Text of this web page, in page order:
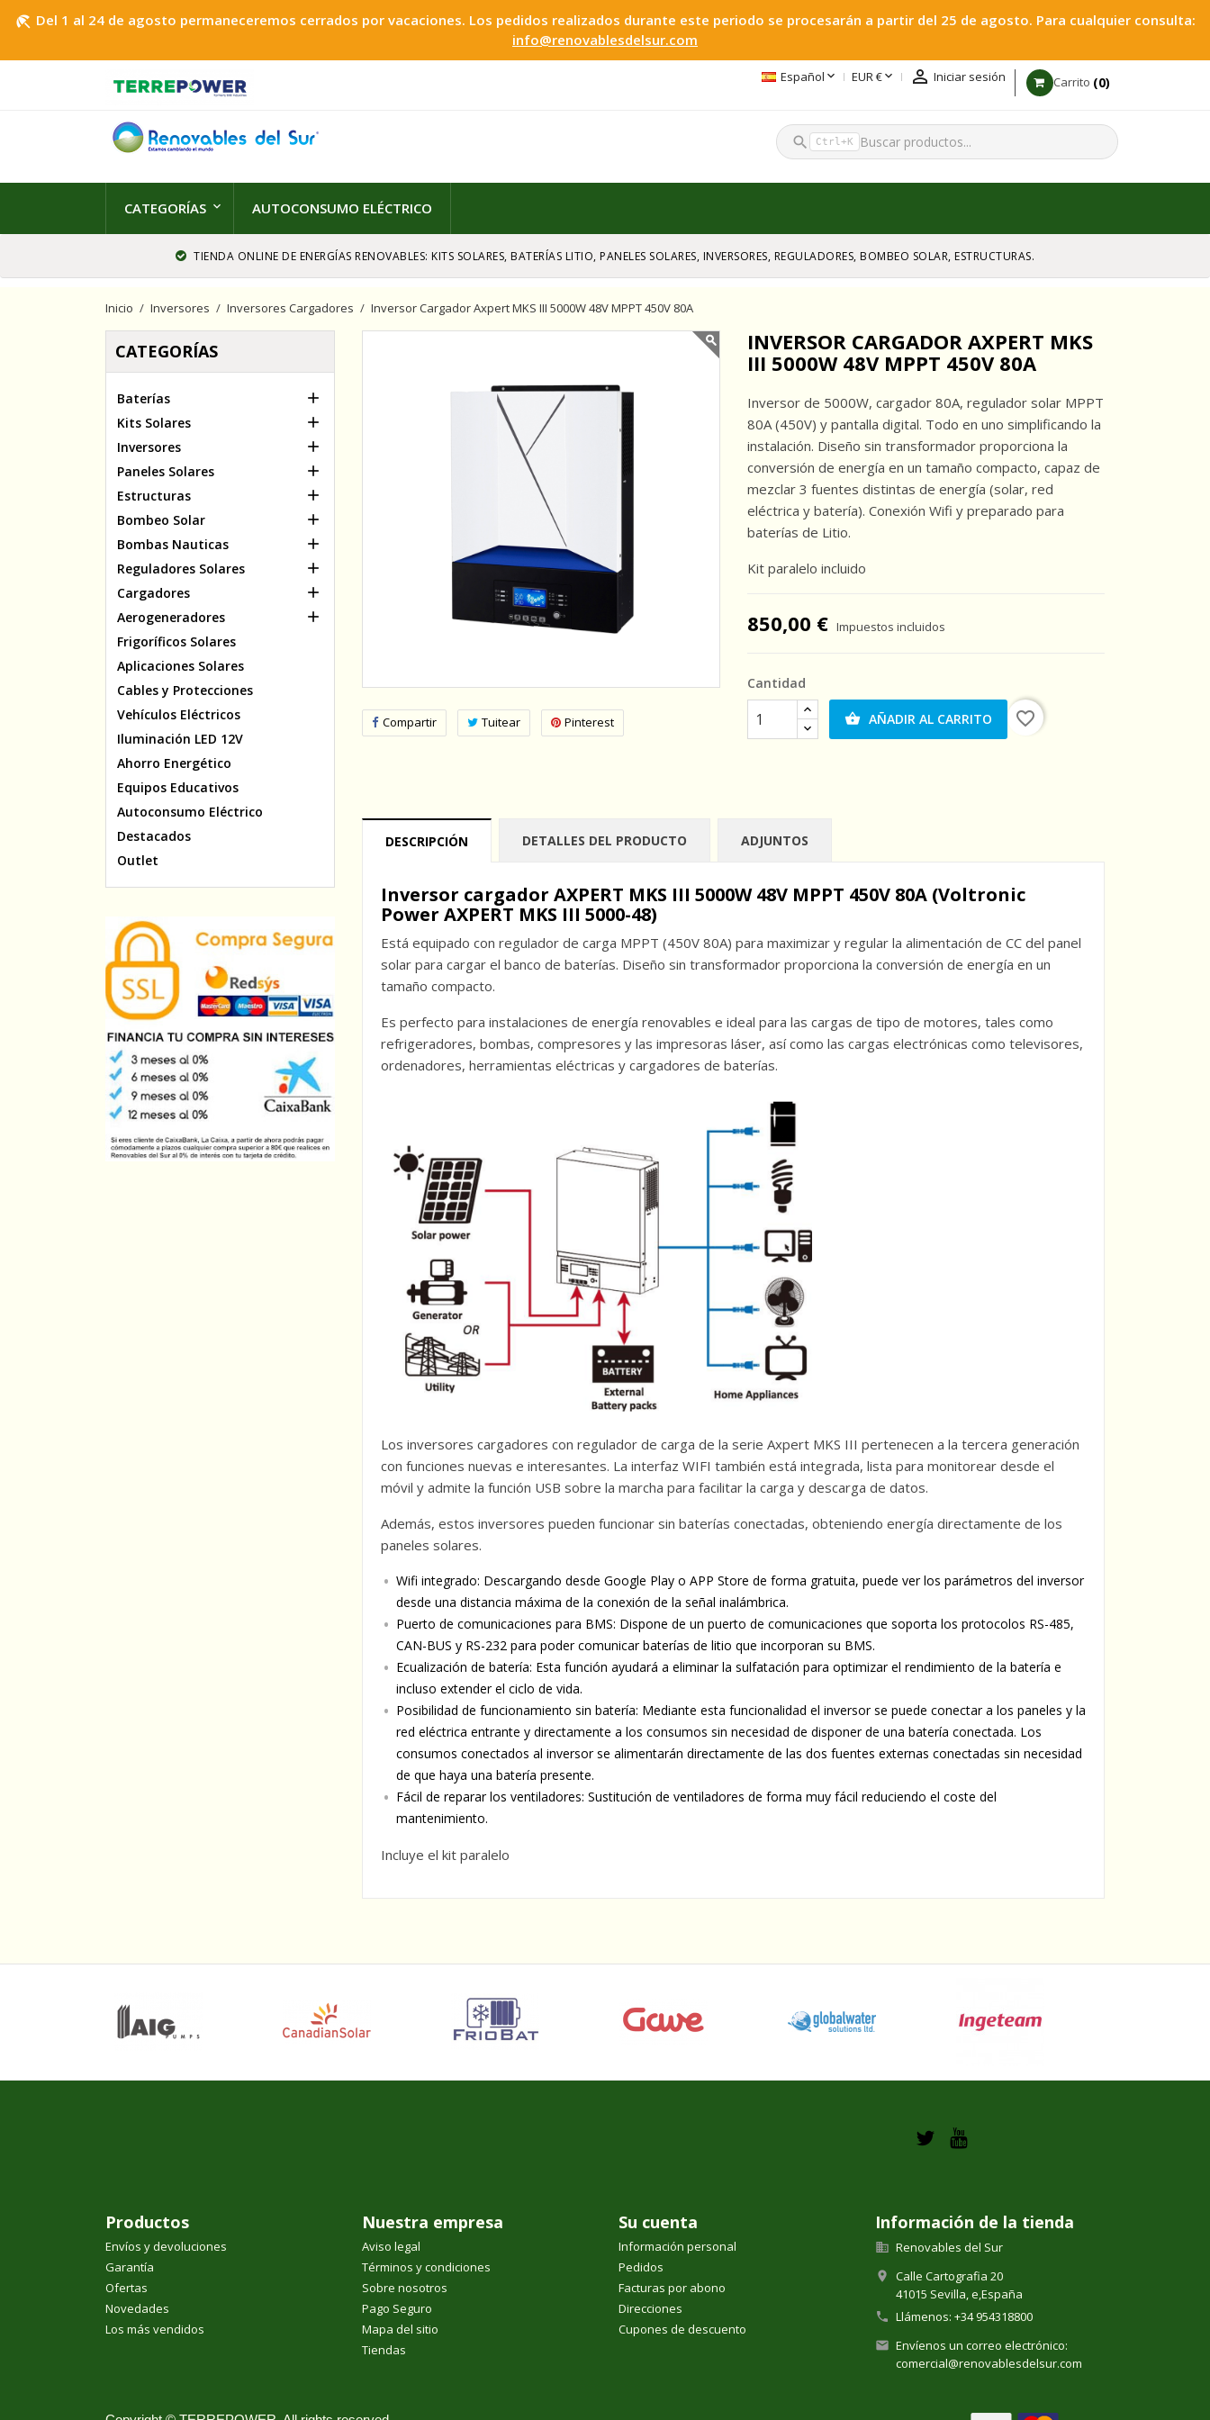
beach_access Del 1 al 24 de agosto permaneceremos cerrados por vacaciones. Los pedidos realizados durante este periodo se procesarán a partir del 25 de agosto. Para cualquier consulta:
info@renovablesdelsur.com
Español EUR €  Iniciar sesión Carrito 0
search Ctrl+K
CATEGORÍAS AUTOCONSUMO ELÉCTRICO
TIENDA ONLINE DE ENERGÍAS RENOVABLES: KITS SOLARES, BATERÍAS LITIO, PANELES SOLARES, INVERSORES, REGULADORES, BOMBEO SOLAR, ESTRUCTURAS.
Inicio Inversores Inversores Cargadores Inversor Cargador Axpert MKS III 5000W 48V MPPT 450V 80A
CATEGORÍAS
Baterías 
Kits Solares 
Inversores 
Paneles Solares 
Estructuras 
Bombeo Solar 
Bombas Nauticas 
Reguladores Solares 
Cargadores 
Aerogeneradores 
Frigoríficos Solares
Aplicaciones Solares
Cables y Protecciones
Vehículos Eléctricos
Iluminación LED 12V
Ahorro Energético
Equipos Educativos
Autoconsumo Eléctrico
Destacados
Outlet
Compartir Tuitear Pinterest
INVERSOR CARGADOR AXPERT MKS
III 5000W 48V MPPT 450V 80A
Inversor de 5000W, cargador 80A, regulador solar MPPT
80A (450V) y pantalla digital. Todo en uno simplificando la
instalación. Diseño sin transformador proporciona la
conversión de energía en un tamaño compacto, capaz de
mezclar 3 fuentes distintas de energía (solar, red
eléctrica y batería). Conexión Wifi y preparado para
baterías de Litio.
Kit paralelo incluido
850,00 € Impuestos incluidos
Cantidad
 AÑADIR AL CARRITO favorite_border
DESCRIPCIÓN DETALLES DEL PRODUCTO ADJUNTOS
Inversor cargador AXPERT MKS III 5000W 48V MPPT 450V 80A (Voltronic
Power AXPERT MKS III 5000-48)
Está equipado con regulador de carga MPPT (450V 80A) para maximizar y regular la alimentación de CC del panel
solar para cargar el banco de baterías. Diseño sin transformador proporciona la conversión de energía en un
tamaño compacto.
Es perfecto para instalaciones de energía renovables e ideal para las cargas de tipo de motores, tales como
refrigeradores, bombas, compresores y las impresoras láser, así como las cargas electrónicas como televisores,
ordenadores, herramientas eléctricas y cargadores de baterías.
Los inversores cargadores con regulador de carga de la serie Axpert MKS III pertenecen a la tercera generación
con funciones nuevas e interesantes. La interfaz WIFI también está integrada, lista para monitorear desde el
móvil y admite la función USB sobre la marcha para facilitar la carga y descarga de datos.
Además, estos inversores pueden funcionar sin baterías conectadas, obteniendo energía directamente de los
paneles solares.
Wifi integrado: Descargando desde Google Play o APP Store de forma gratuita, puede ver los parámetros del inversor
desde una distancia máxima de la conexión de la señal inalámbrica.
Puerto de comunicaciones para BMS: Dispone de un puerto de comunicaciones que soporta los protocolos RS-485,
CAN-BUS y RS-232 para poder comunicar baterías de litio que incorporan su BMS.
Ecualización de batería: Esta función ayudará a eliminar la sulfatación para optimizar el rendimiento de la batería e
incluso extender el ciclo de vida.
Posibilidad de funcionamiento sin batería: Mediante esta funcionalidad el inversor se puede conectar a los paneles y la
red eléctrica entrante y directamente a los consumos sin necesidad de disponer de una batería conectada. Los
consumos conectados al inversor se alimentarán directamente de las dos fuentes externas conectadas sin necesidad
de que haya una batería presente.
Fácil de reparar los ventiladores: Sustitución de ventiladores de forma muy fácil reduciendo el coste del
mantenimiento.
Incluye el kit paralelo
Productos
Envíos y devoluciones
Garantía
Ofertas
Novedades
Los más vendidos
Nuestra empresa
Aviso legal
Términos y condiciones
Sobre nosotros
Pago Seguro
Mapa del sitio
Tiendas
Su cuenta
Información personal
Pedidos
Facturas por abono
Direcciones
Cupones de descuento
Información de la tienda
 Renovables del Sur

Calle Cartografia 20
41015 Sevilla,e,España
 Llámenos: +34 954318800
 Envíenos un correo electrónico:
comercial@renovablesdelsur.com